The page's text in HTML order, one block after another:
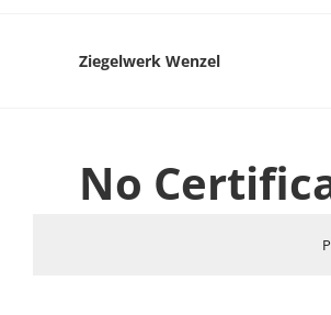
Ziegelwerk Wenzel
No